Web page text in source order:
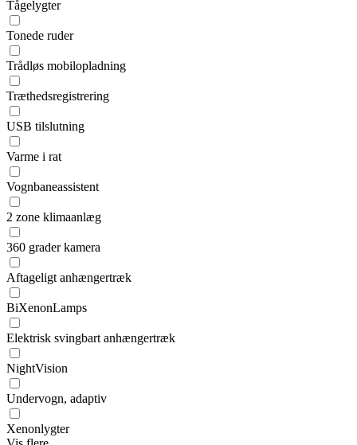
Tågelygter
Tonede ruder
Trådløs mobilopladning
Træthedsregistrering
USB tilslutning
Varme i rat
Vognbaneassistent
2 zone klimaanlæg
360 grader kamera
Aftageligt anhængertræk
BiXenonLamps
Elektrisk svingbart anhængertræk
NightVision
Undervogn, adaptiv
Xenonlygter